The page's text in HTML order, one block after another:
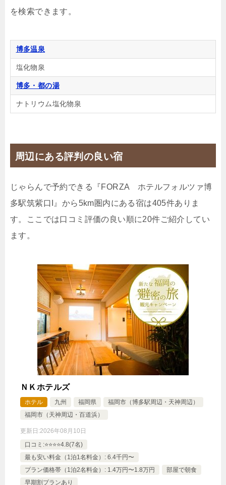
【スタンダードプラン】全室禁煙/朝食付 博多駅新
ツイン 🍴朝食 IN14:00- OUT-11:00 禁煙ルーム
【2人で過ごす時間を大切に】リフレッシュツイン
1泊大人1名合計（税込）
【選べるお部屋と価格】
19,750円【2人で過ごす時間を大切に】リフ
レッシュツインルーム2名利用
16,000円【人気のバス・トイレ独立型】ハリ
ウッドツインルーム2名利用
じゃらんで確認する
【お得に泊まろう♪】ちょっと訳ありプラン☆全室禁
煙/素泊まり
その他 🍴食事なし
禁煙ルーム
【訳あり/2名利用】お部屋タイプおまかせ 全室禁
煙
を検索できます。
博多温泉
塩化物泉
博多・都の湯
ナトリウム塩化物泉
周辺にある評判の良い宿
じゃらんで予約できる『FORZA ホテルフォルツァ博
多駅筑紫口I』から5km圏内にある宿は405件ありま
す。ここでは口コミ評価の良い順に20件ご紹介してい
ます。
ＮＫホテルズ
ホテル 九州 福岡県
福岡市（博多駅周辺・天神周辺）
福岡市（天神周辺・百道浜）
更新日:2026年08月10日
口コミ:⭐️⭐️⭐️⭐️4.8(7名)
最も安い料金（1泊1名料金）: 6.4千円〜
プラン価格帯（1泊2名料金）: 1.4万円〜1.8万円
部屋で朝食
早期割プランあり